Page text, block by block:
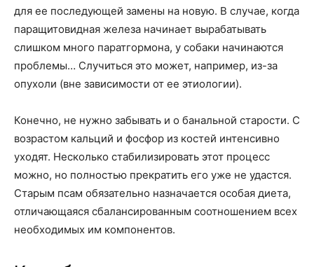
для ее последующей замены на новую. В случае, когда
паращитовидная железа начинает вырабатывать
слишком много паратгормона, у собаки начинаются
проблемы… Случиться это может, например, из-за
опухоли (вне зависимости от ее этиологии).
Конечно, не нужно забывать и о банальной старости. С
возрастом кальций и фосфор из костей интенсивно
уходят. Несколько стабилизировать этот процесс
можно, но полностью прекратить его уже не удастся.
Старым псам обязательно назначается особая диета,
отличающаяся сбалансированным соотношением всех
необходимых им компонентов.